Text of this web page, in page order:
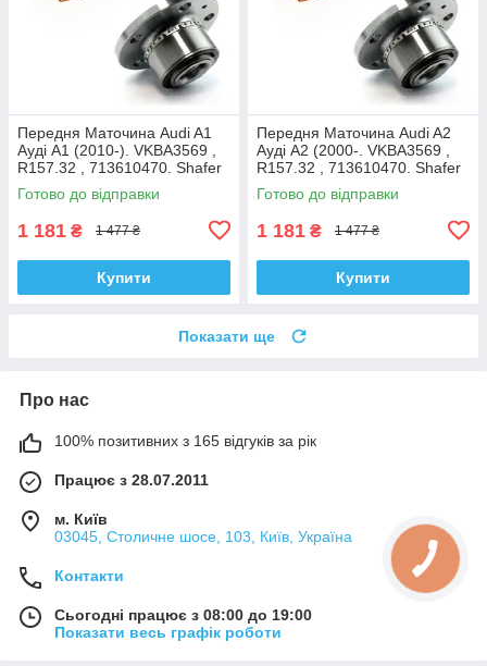
Передня Маточина Audi A1
Ауді А1 (2010-). VKBA3569 ,
R157.32 , 713610470. Shafer
Австрія
Готово до відправки
1 181 ₴ 1 477 ₴
Купити
Передня Маточина Audi A2
Ауді А2 (2000-. VKBA3569 ,
R157.32 , 713610470. Shafer
Австрія
Готово до відправки
1 181 ₴ 1 477 ₴
Купити
Показати ще
Про нас
100% позитивних з 165 відгуків за рік
Працює з 28.07.2011
м. Київ
03045, Столичне шосе, 103, Київ, Україна
Контакти
Сьогодні працює з 08:00 до 19:00
Показати весь графік роботи